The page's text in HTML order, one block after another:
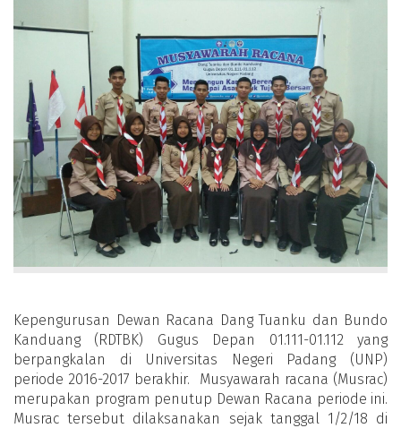
Kepengurusan Dewan Racana Dang Tuanku dan Bundo
Kanduang (RDTBK) Gugus Depan 01.111-01.112 yang
berpangkalan di Universitas Negeri Padang (UNP)
periode 2016-2017 berakhir. Musyawarah racana (Musrac)
merupakan program penutup Dewan Racana periode ini.
Musrac tersebut dilaksanakan sejak tanggal 1/2/18 di